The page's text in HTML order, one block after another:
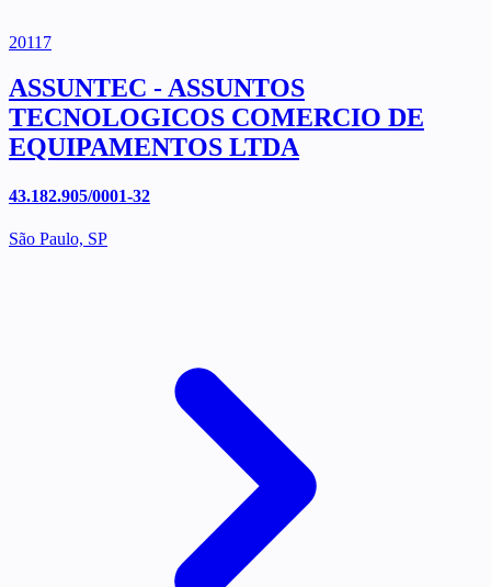
20117
ASSUNTEC - ASSUNTOS
TECNOLOGICOS COMERCIO DE
EQUIPAMENTOS LTDA
43.182.905/0001-32
São Paulo, SP